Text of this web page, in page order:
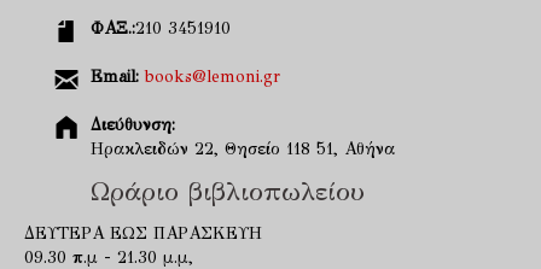
ΦΑΞ.:210 3451910
Email: books@lemoni.gr
Διεύθυνση:
Ηρακλειδών 22, Θησείο 118 51, Αθήνα
Ωράριο βιβλιοπωλείου
ΔΕΥΤΕΡΑ ΕΩΣ ΠΑΡΑΣΚΕΥΗ
09.30 π.μ - 21.30 μ.μ,